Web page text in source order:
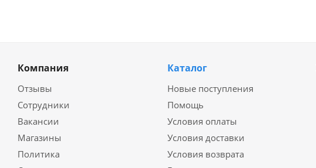
Компания
Отзывы
Сотрудники
Вакансии
Магазины
Политика
Каталог
Новые поступления
Помощь
Условия оплаты
Условия доставки
Условия возврата